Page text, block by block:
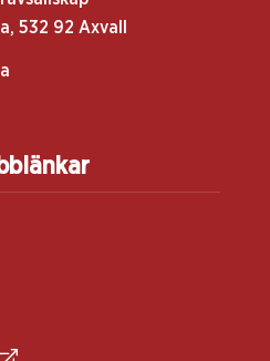
532 92 Axvall